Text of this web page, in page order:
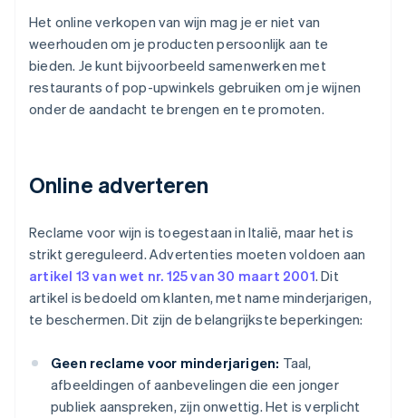
Het online verkopen van wijn mag je er niet van
weerhouden om je producten persoonlijk aan te
bieden. Je kunt bijvoorbeeld samenwerken met
restaurants of pop-upwinkels gebruiken om je wijnen
onder de aandacht te brengen en te promoten.
Online adverteren
Reclame voor wijn is toegestaan in Italië, maar het is
strikt gereguleerd. Advertenties moeten voldoen aan
artikel 13 van wet nr. 125 van 30 maart 2001. Dit
artikel is bedoeld om klanten, met name minderjarigen,
te beschermen. Dit zijn de belangrijkste beperkingen:
Geen reclame voor minderjarigen: Taal,
afbeeldingen of aanbevelingen die een jonger
publiek aanspreken, zijn onwettig. Het is verplicht